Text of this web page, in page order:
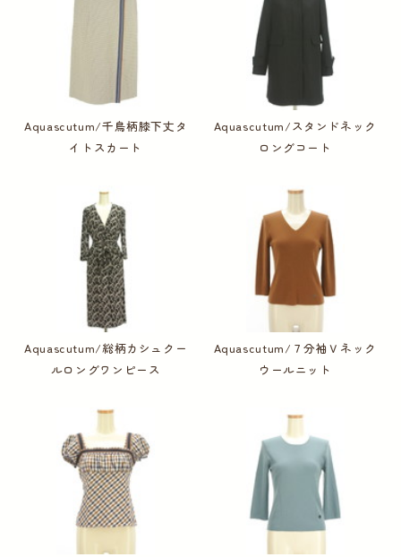
Aquascutum/千鳥柄膝下丈タ
イトスカート
Aquascutum/スタンドネック
ロングコート
Aquascutum/総柄カシュクー
ルロングワンピース
Aquascutum/７分袖Ｖネック
ウールニット